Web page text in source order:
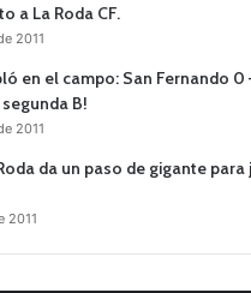
a La Roda CF.
2011
en el campo: San Fernando 0
B!
2011
da un paso de gigante
2011